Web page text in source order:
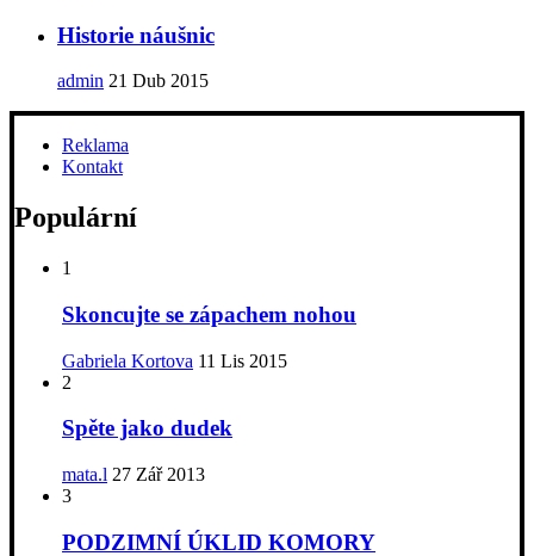
Historie náušnic
admin 21 Dub 2015
Reklama
Kontakt
Populární
1
Skoncujte se zápachem nohou
Gabriela Kortova 11 Lis 2015
2
Spěte jako dudek
mata.l 27 Zář 2013
3
PODZIMNÍ ÚKLID KOMORY